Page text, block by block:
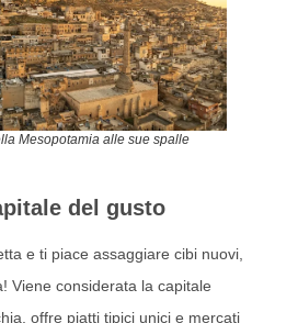
Mesopotamia alle sue spalle
del gusto
e ti piace assaggiare cibi nuovi,
Viene considerata la capitale
offre piatti tipici unici e mercati